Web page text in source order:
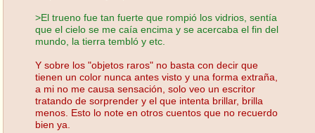
>El trueno fue tan fuerte que rompió los vidrios, sentía
que el cielo se me caía encima y se acercaba el fin del
mundo, la tierra tembló y etc.
Y sobre los "objetos raros" no basta con decir que
tienen un color nunca antes visto y una forma extraña,
a mi no me causa sensación, solo veo un escritor
tratando de sorprender y el que intenta brillar, brilla
menos. Esto lo note en otros cuentos que no recuerdo
bien ya.